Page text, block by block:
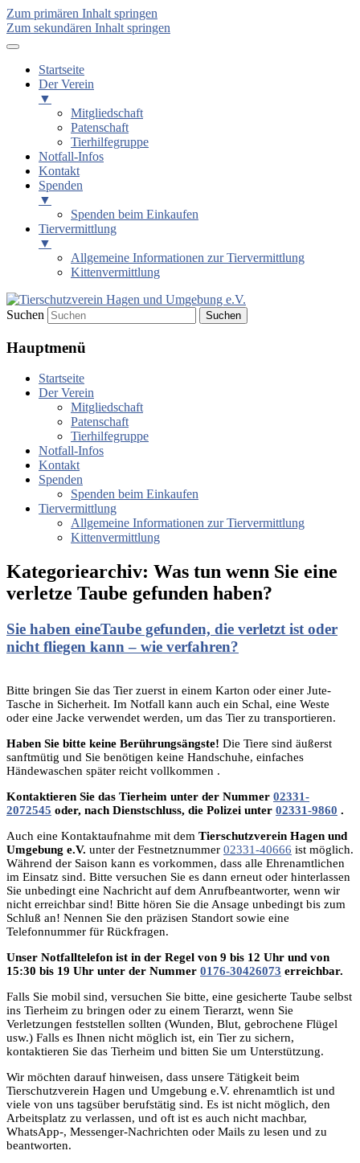
Zum primären Inhalt springen
Zum sekundären Inhalt springen
Startseite
Der Verein
▼
Mitgliedschaft
Patenschaft
Tierhilfegruppe
Notfall-Infos
Kontakt
Spenden
▼
Spenden beim Einkaufen
Tiervermittlung
▼
Allgemeine Informationen zur Tiervermittlung
Kittenvermittlung
Tierschutzverein Hagen und
Umgebung e.V.
Suchen
Hauptmenü
Startseite
Der Verein
Mitgliedschaft
Patenschaft
Tierhilfegruppe
Notfall-Infos
Kontakt
Spenden
Spenden beim Einkaufen
Tiervermittlung
Allgemeine Informationen zur Tiervermittlung
Kittenvermittlung
Kategoriearchiv: Was tun wenn Sie eine
verletze Taube gefunden haben?
Sie haben eineTaube gefunden, die verletzt ist oder
nicht fliegen kann – wie verfahren?
Bitte bringen Sie das Tier zuerst in einem Karton oder einer Jute-
Tasche in Sicherheit. Im Notfall kann auch ein Schal, eine Weste
oder eine Jacke verwendet werden, um das Tier zu transportieren.
Haben Sie bitte keine Berührungsängste! Die Tiere sind äußerst
sanftmütig und Sie benötigen keine Handschuhe, einfaches
Händewaschen später reicht vollkommen .
Kontaktieren Sie das Tierheim unter der Nummer 02331-
2072545 oder, nach Dienstschluss, die Polizei unter 02331-9860 .
Auch eine Kontaktaufnahme mit dem Tierschutzverein Hagen und
Umgebung e.V. unter der Festnetznummer 02331-40666 ist möglich.
Während der Saison kann es vorkommen, dass alle Ehrenamtlichen
im Einsatz sind. Bitte versuchen Sie es dann erneut oder hinterlassen
Sie unbedingt eine Nachricht auf dem Anrufbeantworter, wenn wir
nicht erreichbar sind! Bitte hören Sie die Ansage unbedingt bis zum
Schluß an! Nennen Sie den präzisen Standort sowie eine
Telefonnummer für Rückfragen.
Unser Notfalltelefon ist in der Regel von 9 bis 12 Uhr und von
15:30 bis 19 Uhr unter der Nummer 0176-30426073 erreichbar.
Falls Sie mobil sind, versuchen Sie bitte, eine gesicherte Taube selbst
ins Tierheim zu bringen oder zu einem Tierarzt, wenn Sie
Verletzungen feststellen sollten (Wunden, Blut, gebrochene Flügel
usw.) Falls es Ihnen nicht möglich ist, ein Tier zu sichern,
kontaktieren Sie das Tierheim und bitten Sie um Unterstützung.
Wir möchten darauf hinweisen, dass unsere Tätigkeit beim
Tierschutzverein Hagen und Umgebung e.V. ehrenamtlich ist und
viele von uns tagsüber berufstätig sind. Es ist nicht möglich, den
Arbeitsplatz zu verlassen, und oft ist es auch nicht machbar,
WhatsApp-, Messenger-Nachrichten oder Mails zu lesen und zu
beantworten.